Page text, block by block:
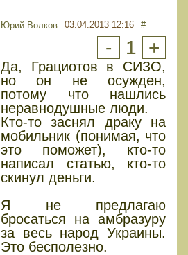
Юрий Волков 03.04.2013 12:16 #
- 1 +
Да, Грациотов в СИЗО,
но он не осужден,
потому что нашлись
неравнодушные люди.
Кто-то заснял драку на
мобильник (понимая, что
это поможет), кто-то
написал статью, кто-то
скинул деньги.
Я не предлагаю
бросаться на амбразуру
за весь народ Украины.
Это бесполезно.